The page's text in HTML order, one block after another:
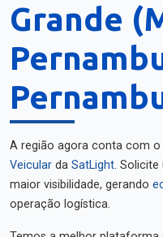
Grande
A região agora conta com
Veicular da SatLight. Solicite
maior visibilidade, gerando
operação logística.